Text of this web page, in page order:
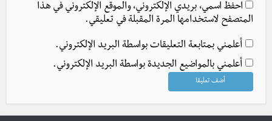
احفظ اسمي، بريدي الإلكتروني، والموقع الإلكتروني في هذا
المتصفح لاستخدامها المرة المقبلة في تعليقي.
أعلمني بمتابعة التعليقات بواسطة البريد الإلكتروني.
أعلمني بالمواضيع الجديدة بواسطة البريد الإلكتروني.